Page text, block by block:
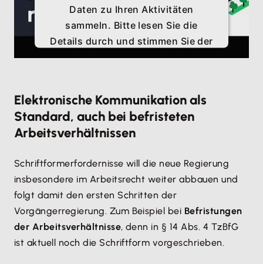
Daten zu Ihren Aktivitäten
sammeln. Bitte lesen Sie die
Details durch und stimmen Sie der
Nutzung des Service zu, um
Mehr Informationen
Akzeptieren
Elektronische Kommunikation als
Standard, auch bei befristeten
Arbeitsverhältnissen
Schriftformerfordernisse will die neue Regierung
insbesondere im Arbeitsrecht weiter abbauen und
folgt damit den ersten Schritten der
Vorgängerregierung. Zum Beispiel bei Befristungen
der Arbeitsverhältnisse, denn in § 14 Abs. 4 TzBfG
ist aktuell noch die Schriftform vorgeschrieben.